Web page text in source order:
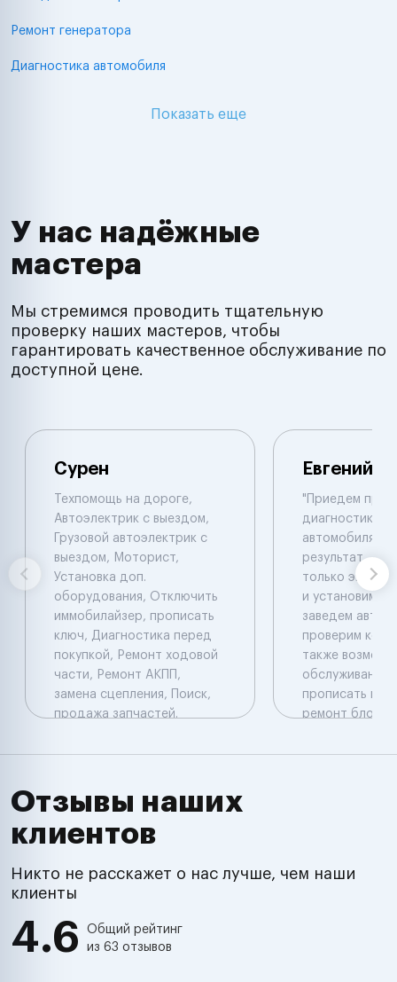
Ремонт генератора
Диагностика автомобиля
Показать еще
У нас надёжные
мастера
Мы стремимся проводить тщательную
проверку наших мастеров, чтобы
гарантировать качественное обслуживание по
доступной цене.
Сурен
Техпомощь на дороге,
Автоэлектрик с выездом,
Грузовой автоэлектрик с
выездом, Моторист,
Установка доп.
оборудования, Отключить
иммобилайзер, прописать
ключ, Диагностика перед
покупкой, Ремонт ходовой
части, Ремонт АКПП,
замена сцепления, Поиск,
продажа запчастей.
диагностика: Launch
Евгений
"Приедем
диагностику
автомобиля ,
результат ,
только
и установим
заведем
проверим
также
обслуживание
прописать
ремонт блоков
оборудование
комплекс ,
Отзывы наших
клиентов
Никто не расскажет о нас лучше, чем наши
клиенты
4.6
Общий рейтинг
из 63 отзывов